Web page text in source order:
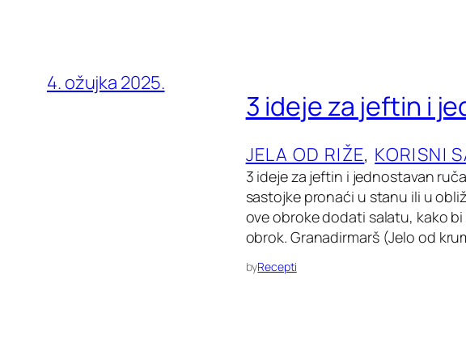
4. ožujka 2025.
3 ideje za jeftin i
JELA OD RIŽE, KORISNI
3 ideje za jeftin i jednostavan
sastojke pronaći u stanu ili u
ove obroke dodati salatu, kako
obrok. Granadirmarš (Jelo od
byRecepti